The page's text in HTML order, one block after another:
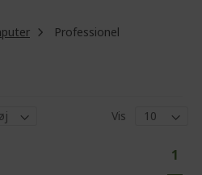
Professionel
Vis
1